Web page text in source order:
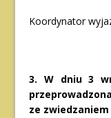
Koordynator
3. W dniu 3
ze